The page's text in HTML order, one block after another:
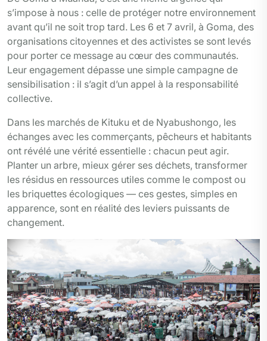
s’impose à nous : celle de protéger notre environnement
avant qu’il ne soit trop tard. Les 6 et 7 avril, à Goma, des
organisations citoyennes et des activistes se sont levés
pour porter ce message au cœur des communautés.
Leur engagement dépasse une simple campagne de
sensibilisation : il s’agit d’un appel à la responsabilité
collective.
Dans les marchés de Kituku et de Nyabushongo, les
échanges avec les commerçants, pêcheurs et habitants
ont révélé une vérité essentielle : chacun peut agir.
Planter un arbre, mieux gérer ses déchets, transformer
les résidus en ressources utiles comme le compost ou
les briquettes écologiques — ces gestes, simples en
apparence, sont en réalité des leviers puissants de
changement.